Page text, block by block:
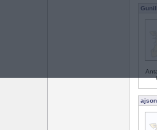
ajson